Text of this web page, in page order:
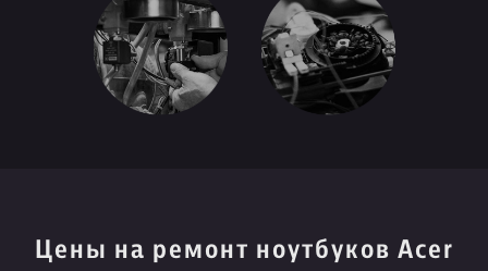
Цены на ремонт ноутбуков Acer